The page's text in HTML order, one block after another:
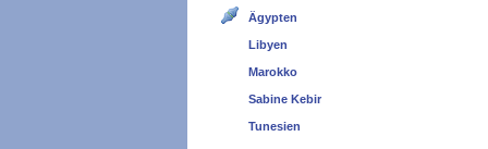
Ägypten
Libyen
Marokko
Sabine Kebir
Tunesien